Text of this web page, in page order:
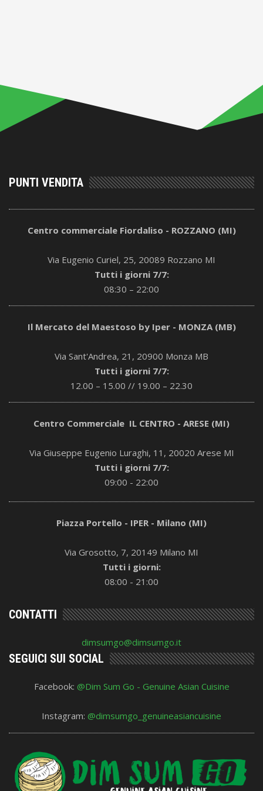
PUNTI VENDITA
Centro commerciale Fiordaliso - ROZZANO (MI)
Via Eugenio Curiel, 25, 20089 Rozzano MI
Tutti i giorni 7/7:
08:30 – 22:00
Il Mercato del Maestoso by Iper - MONZA (MB)
Via Sant'Andrea, 21, 20900 Monza MB
Tutti i giorni 7/7:
12.00 – 15.00 // 19.00 – 22.30
Centro Commerciale IL CENTRO - ARESE (MI)
Via Giuseppe Eugenio Luraghi, 11, 20020 Arese MI
Tutti i giorni 7/7:
09:00 - 22:00
Piazza Portello - IPER - Milano (MI)
Via Grosotto, 7, 20149 Milano MI
Tutti i giorni:
08:00 - 21:00
CONTATTI
dimsumgo@dimsumgo.it
SEGUICI SUI SOCIAL
Facebook: @Dim Sum Go - Genuine Asian Cuisine
Instagram: @dimsumgo_genuineasiancuisine